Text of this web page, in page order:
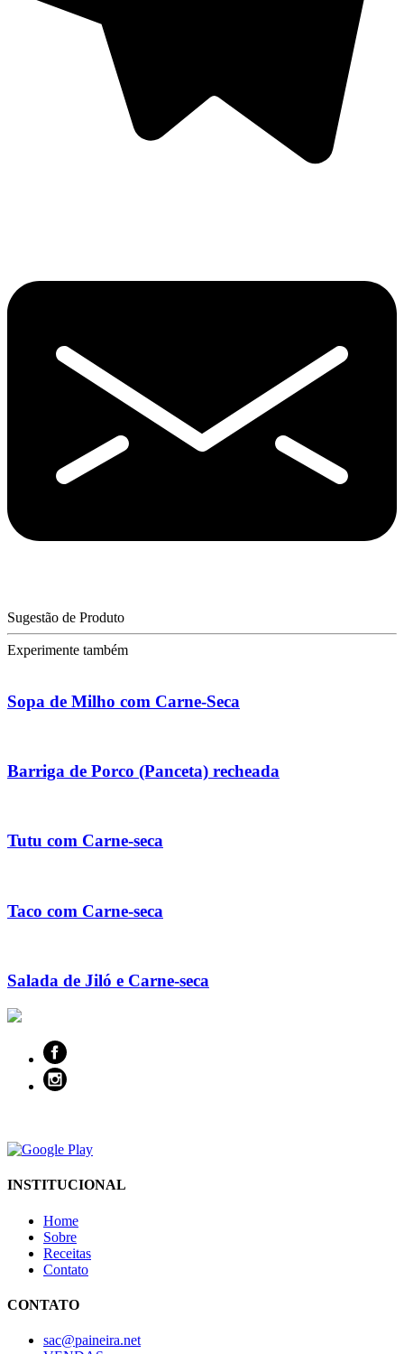
Sugestão de Produto
Experimente também
Sopa de Milho com Carne-Seca
Barriga de Porco (Panceta) recheada
Tutu com Carne-seca
Taco com Carne-seca
Salada de Jiló e Carne-seca
INSTITUCIONAL
Home
Sobre
Receitas
Contato
CONTATO
sac@paineira.net